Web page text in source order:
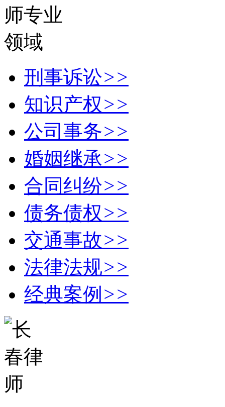
刑事诉讼>>
知识产权>>
公司事务>>
婚姻继承>>
合同纠纷>>
债务债权>>
交通事故>>
法律法规>>
经典案例 >>